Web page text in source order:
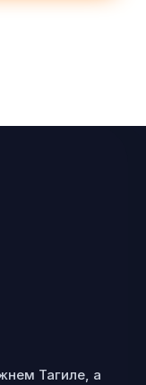
Тагиле, а